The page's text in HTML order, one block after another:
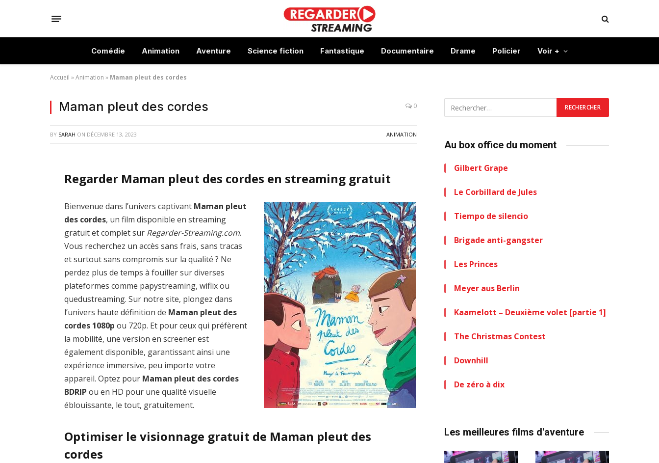
Comédie Animation Aventure Science fiction Fantastique Documentaire Drame Policier Voir +
Accueil »Animation » Maman pleut des cordes
Maman pleut des cordes 0
BY SARAH ON DÉCEMBRE 13, 2023 ANIMATION
Regarder Maman pleut des cordes en streaming gratuit
Bienvenue dans l’univers captivant Maman pleut
des cordes, un film disponible en streaming
gratuit et complet sur Regarder-Streaming.com.
Vous recherchez un accès sans frais, sans tracas
et surtout sans compromis sur la qualité ? Ne
perdez plus de temps à fouiller sur diverses
plateformes comme papystreaming, wiflix ou
quedustreaming. Sur notre site, plongez dans
l’univers haute définition de Maman pleut des
cordes 1080p ou 720p. Et pour ceux qui préfèrent
la mobilité, une version en screener est
également disponible, garantissant ainsi une
expérience immersive, peu importe votre
appareil. Optez pour Maman pleut des cordes
BDRIP ou en HD pour une qualité visuelle
éblouissante, le tout, gratuitement.
Optimiser le visionnage gratuit de Maman pleut des
cordes
Au box office du moment
Gilbert Grape
Le Corbillard de Jules
Tiempo de silencio
Brigade anti-gangster
Les Princes
Meyer aus Berlin
Kaamelott – Deuxième volet [partie 1]
The Christmas Contest
Downhill
De zéro à dix
Les meilleures films d'aventure